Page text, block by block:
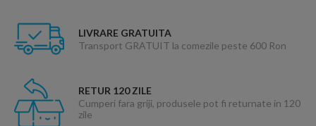
LIVRARE GRATUITA
Transport GRATUIT la comezile peste 600 Ron
RETUR 120 ZILE
Cumperi fara griji, produsele pot fi returnate in 120
zile